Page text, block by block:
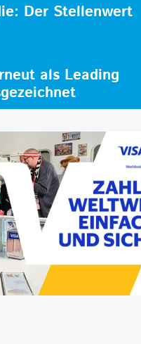
Der Stellenwert
als Leading